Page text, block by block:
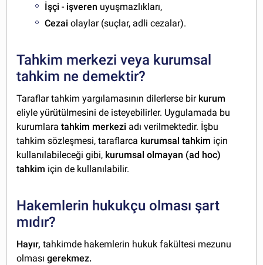
İşçi- işveren uyuşmazlıkları,
Cezai olaylar (suçlar, adli cezalar).
Tahkim merkezi veya kurumsal
tahkim ne demektir?
Taraflar tahkim yargılamasının dilerlerse bir kurum
eliyle yürütülmesini de isteyebilirler. Uygulamada bu
kurumlaratahkim merkezi adı verilmektedir. İşbu
tahkim sözleşmesi, taraflarca kurumsal tahkim için
kullanılabileceği gibi, kurumsal olmayan (ad hoc)
tahkim için de kullanılabilir.
Hakemlerin hukukçu olması şart
mıdır?
Hayır, tahkimde hakemlerin hukuk fakültesi mezunu
olmasıgerekmez.